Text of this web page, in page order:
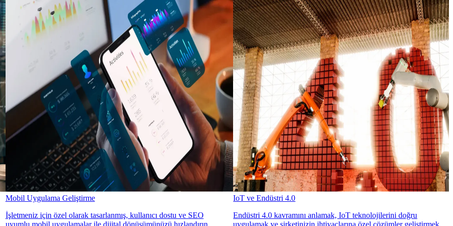
Mobil Uygulama Geliştirme
İşletmeniz için özel olarak tasarlanmış, kullanıcı dostu ve SEO
IoT ve Endüstri 4.0
Endüstri 4.0 kavramını anlamak, IoT teknolojilerini doğru